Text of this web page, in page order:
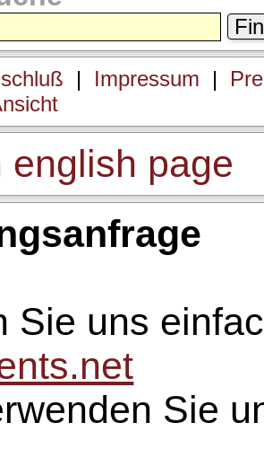
| Impressum |
english page
Sie uns
Sie